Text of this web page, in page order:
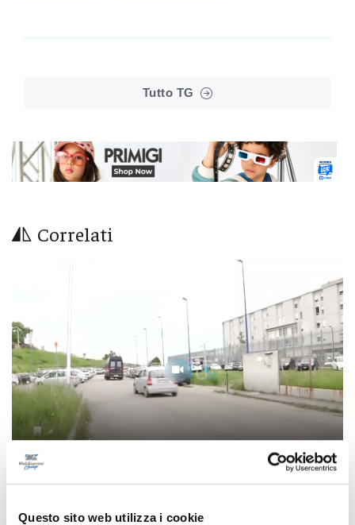
Questo sito web utilizza i cookie
Tutto TG
Correlati